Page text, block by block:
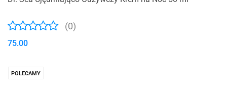
(0)
75.00
POLECAMY